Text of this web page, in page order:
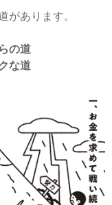
があります。
の道
な道